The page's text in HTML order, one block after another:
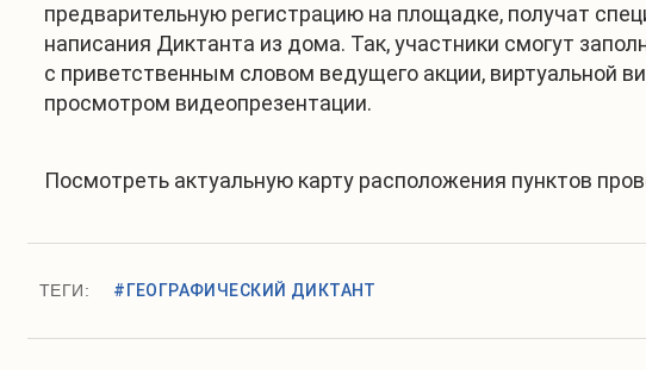
предварительную регистрацию на площадке, получат
написания Диктанта из дома. Так, участники смогут
с приветственным словом ведущего акции, виртуальной
просмотром видеопрезентации.
Посмотреть актуальную карту расположения пунктов
ТЕГИ: #ГЕОГРАФИЧЕСКИЙ ДИКТАНТ